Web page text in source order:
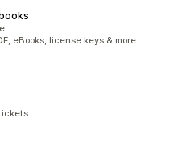
eBooks, license keys & more